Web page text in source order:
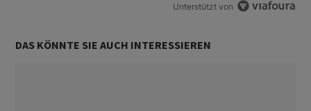
Unterstützt von
DAS KÖNNTE SIE AUCH INTERESSIEREN